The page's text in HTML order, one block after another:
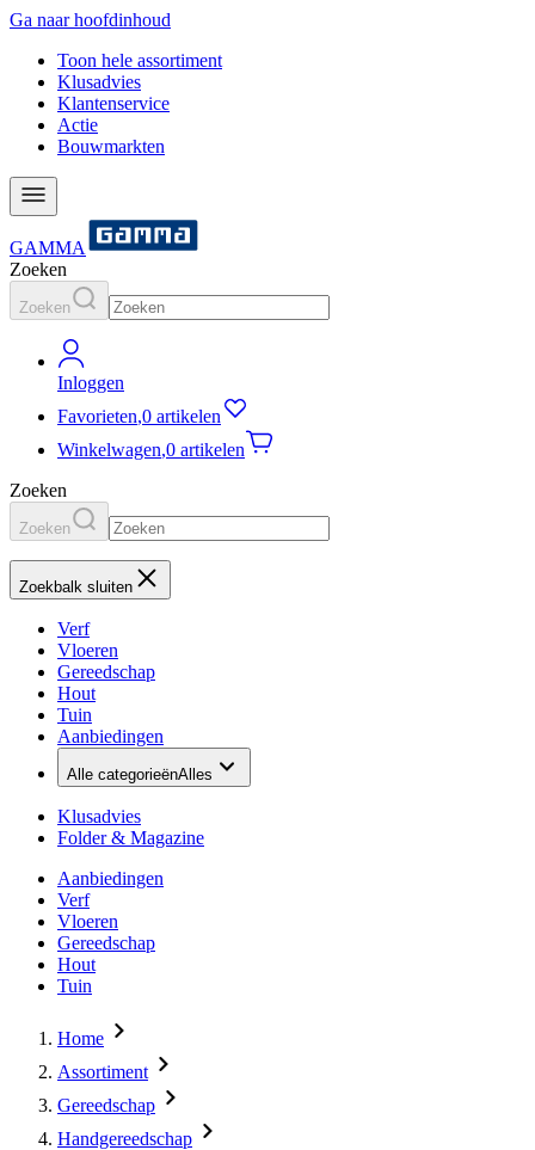
Ga naar hoofdinhoud
Toon hele assortiment
Klusadvies
Klantenservice
Actie
Bouwmarkten
GAMMA
Zoeken
Zoeken
Inloggen
Favorieten,0 artikelen
Winkelwagen,0 artikelen
Zoeken
Zoeken
Zoekbalk sluiten
Verf
Vloeren
Gereedschap
Hout
Tuin
Aanbiedingen
Alle categorieënAlles
Klusadvies
Folder & Magazine
Aanbiedingen
Verf
Vloeren
Gereedschap
Hout
Tuin
Home
Assortiment
Gereedschap
Handgereedschap